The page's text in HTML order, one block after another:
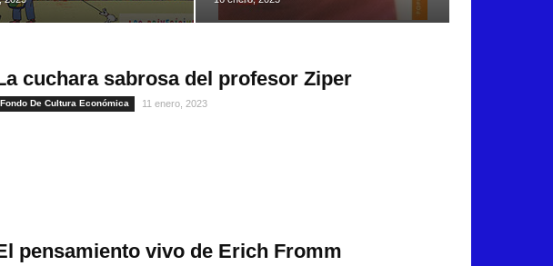
cuchara sabrosa del profesor Ziper
Fondo De Cultura Económica 11 enero, 2023
pensamiento vivo de Erich Fromm